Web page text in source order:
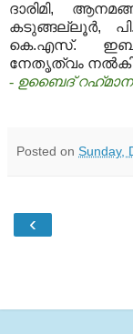
ദാരിമി,
കടുങ്ങല്ലൂര്‍,
കെ.എസ്.
നേതൃത്വം നല്‍കി
- ഉബൈദ് റഹ്
Posted on Sunday,
‹